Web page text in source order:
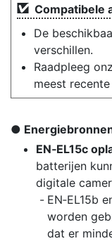
Compatibele
De
verschillen.
Raadpleeg
meest
EN‑EL15c
batterijen
digitale
EN‑EL15b
worden
dat er